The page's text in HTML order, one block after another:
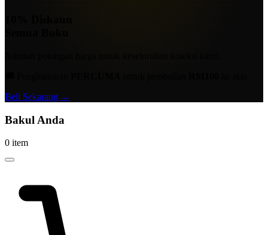
Beli Sekarang →
Bakul Anda
0 item